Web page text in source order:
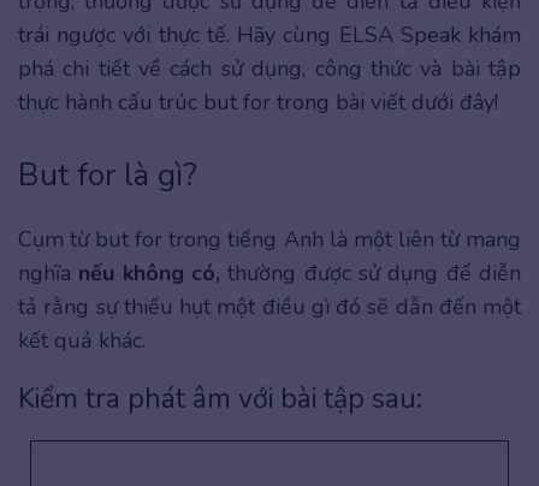
trái ngược với thực tế. Hãy cùng ELSA Speak khám
phá chi tiết về cách sử dụng, công thức và bài tập
thực hành cấu trúc but for trong bài viết dưới đây!
But for là gì?
Cụm từ but for trong tiếng Anh là một liên từ mang
nghĩa nếu không có, thường được sử dụng để diễn
tả rằng sự thiếu hụt một điều gì đó sẽ dẫn đến một
kết quả khác.
Kiểm tra phát âm với bài tập sau: